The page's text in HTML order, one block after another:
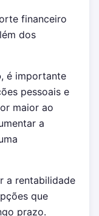
financeiro
dos
, é importante
pessoais e
maior ao
a
a rentabilidade
que
prazo.